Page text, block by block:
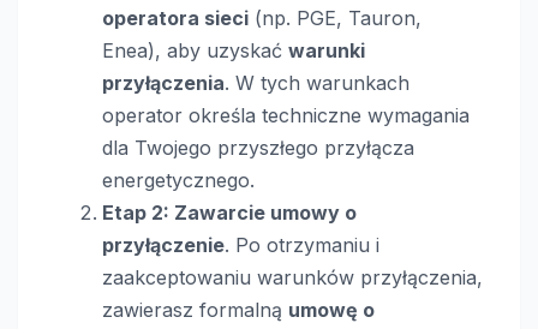
operatora sieci (np. PGE, Tauron,
Enea), aby uzyskać warunki
przyłączenia. W tych warunkach
operator określa techniczne wymagania
dla Twojego przyszłego przyłącza
energetycznego.
Etap 2: Zawarcie umowy o
przyłączenie. Po otrzymaniu i
zaakceptowaniu warunków przyłączenia,
zawierasz formalną umowę o